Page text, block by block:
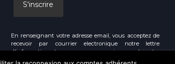
S'inscrire
En renseignant votre adresse email, vous acceptez de
recevoir par courrier electronique notre lettre
d'information et vous prenez connaissance de notre
Politique de confidentialité